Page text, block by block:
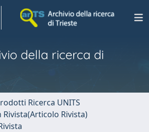
della ricerca di
Ricerca UNITS
Rivista)